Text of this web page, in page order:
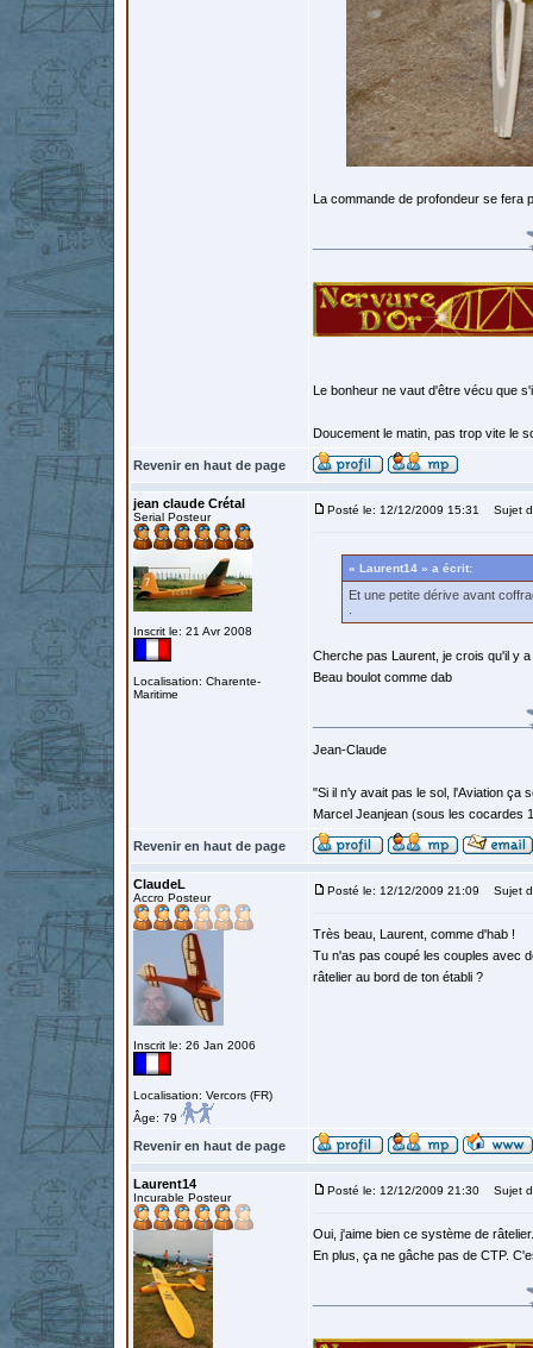
La commande de profondeur se fera
Le bonheur ne vaut d'être vécu que
Doucement le matin, pas trop vite le
Revenir en haut de page
jean claude Crétal
Serial Posteur
Inscrit le: 21 Avr 2008
Localisation: Charente-
Maritime
Posté le: 12/12/2009 15:31 Sujet
« Laurent14 » a écrit:
Et une petite dérive avant
Cherche pas Laurent, je crois qu'il y
Beau boulot comme dab
Jean-Claude
"Si il n'y avait pas le sol, l'Aviation ça
Marcel Jeanjean (sous les cocardes
Revenir en haut de page
ClaudeL
Accro Posteur
Inscrit le: 26 Jan 2006
Localisation: Vercors (FR)
Âge: 79
Posté le: 12/12/2009 21:09 Sujet
Très beau, Laurent, comme d'hab !
Tu n'as pas coupé les couples avec
râtelier au bord de ton établi ?
Revenir en haut de page
Laurent14
Incurable Posteur
Posté le: 12/12/2009 21:30 Sujet
Oui, j'aime bien ce système de
En plus, ça ne gâche pas de CTP.